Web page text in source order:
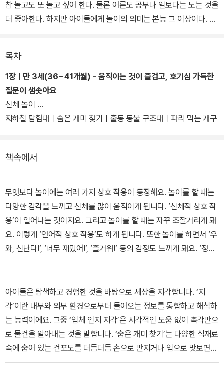
참 놀고도 또 놀고 싶어 한다. 물론 어른도 공부나 일보다는 노는 것을
더 좋아한다. 하지만 아이들에게 놀이의 의미는 본능 그 이상이다. 아
“놀아 줄 시간이 없어요.”, “어떻게 놀아 줘야 할지 모르겠어요.”, “놀
때 무슨 말을 해 줘야 할까요?” 대부분의 부모님이 이런 고민을 하소
연한다. 육아만으로도 힘든데 놀이 역시 만만치 않다. 게다가 놀이가
아이의 성장 발달에 중요하다고 하니 더 부담이 될 수밖에 없다. 이러
한 부모님들의 걱정과 고민을 한 번에 해결해 줄 비책이 나왔다. 바로
이 책에는 만 3~4세(36~59개월) 유아기 수준에 맞춘 즐거운 놀이
다시 신체·인지·관계·언어·정서 5가지 발달 놀이 영역으로 나눠 영역
별로 도움이 되는 놀이를 소개했다. 100가지 놀이는 오은영 박사와
함께 오은라이프사이언스 연구진이 연구·개발하고 검증했다.
아이의 균형 잡힌 발달을 위해 발달 연령에 맞는 놀이를 영역별로 돌
하게 소개해 놓았다. 아이와 함께 놀다 보면 아이도 즐겁고, 즐거워하
는 아이를 보면서 부모도 행복해진다. 이 책은 부모와 아이의 즐겁고
목차
1장 | 만 3세(36~41개월) - 움직이는 것이 즐겁고, 호기심 가득한
질문이 샘솟아요
신체 놀이
지하철 탐험대｜숨은 개미 찾기｜출동 동물 구조대｜파리 먹는 개구
책속에서
무엇보다 놀이에는 여러 가지 상호 작용이 등장해요. 놀이를 할 때는
다양한 감각을 느끼고 신체를 많이 움직이게 됩니다. ‘신체적 상호 작
용’이 일어나는 것이지요. 그리고 놀이를 할 때는 자꾸 조잘거리게 돼
요. 이렇게 ‘언어적 상호 작용’도 하게 됩니다. 또한 놀이를 하면서 ‘우
와, 신난다!’, ‘너무 재밌어!’, ‘즐거워!’ 등의 감정도 느끼게 돼요. ‘정서
적 상호 작용’이 일어나는 것이지요. 부모는 아이에게 놀이 방법이나
일어납니다. 그러면서 아이는 부모와 관계를 맺어 가고, 친구와도 또
관계를 맺어 가요. 사람 사이의 관계를 배워 가는 것이지요. 그래서 잘
놀면 신체, 인지, 관계, 언어, 정서가 고루 균형 있게 발달해 나가는 것
입니다. --- 「머리말」 중에서
아이들은 탐색하고 경험한 것을 바탕으로 세상을 지각합니다. ‘지
각’이란 내부와 외부 환경으로부터 들어오는 정보를 통합하고 해석하
는 능력이에요. 그중 ‘입체 인지 지각’은 시각적인 도움 없이 촉각만으
로 물건을 알아내는 것을 말합니다. ‘숨은 개미 찾기’는 다양한 식재료
속에 숨어 있는 건포도를 더듬더듬 손으로 만지거나 입으로 맛보면서
찾아내는 활동이에요. 이 놀이는 사물의 특성을 이해하고, 촉각 구별